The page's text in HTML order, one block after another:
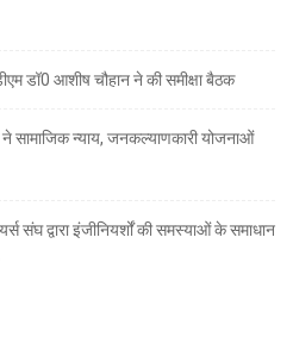
डॉ0 आशीष चौहान ने की समीक्षा बैठक
ने सामाजिक न्याय, जनकल्याणकारी योजनाओं
संघ द्वारा इंजीनियर्शों की समस्याओं के समाधान